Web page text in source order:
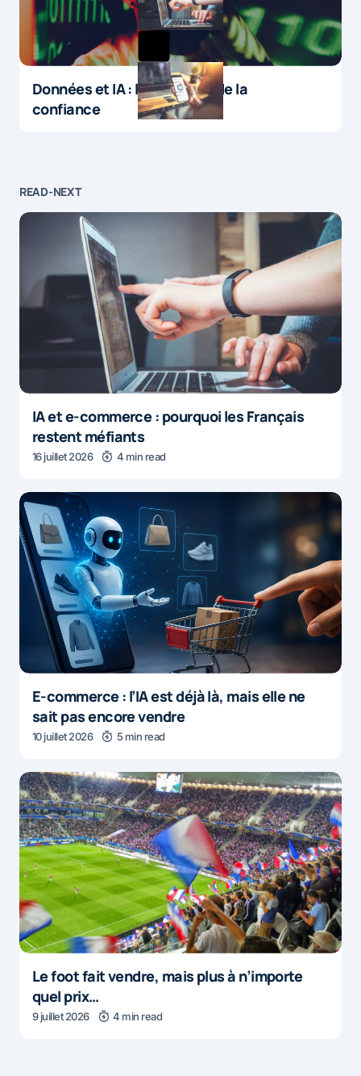
Données et IA : le paradoxe de la
confiance
READ-NEXT
IA et e-commerce : pourquoi les Français
restent méfiants
16 juillet 2026 4 min read
E-commerce : l’IA est déjà là, mais elle ne
sait pas encore vendre
10 juillet 2026 5 min read
Le foot fait vendre, mais plus à n’importe
quel prix…
9 juillet 2026 4 min read